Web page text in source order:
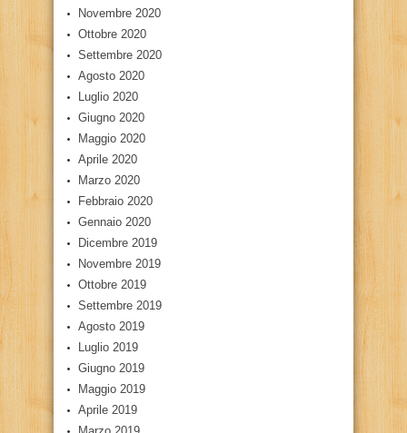
Novembre 2020
Ottobre 2020
Settembre 2020
Agosto 2020
Luglio 2020
Giugno 2020
Maggio 2020
Aprile 2020
Marzo 2020
Febbraio 2020
Gennaio 2020
Dicembre 2019
Novembre 2019
Ottobre 2019
Settembre 2019
Agosto 2019
Luglio 2019
Giugno 2019
Maggio 2019
Aprile 2019